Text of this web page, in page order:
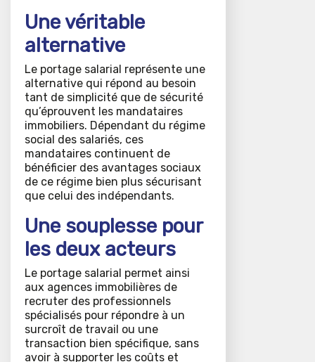
Une véritable
alternative
Le portage salarial représente une
alternative qui répond au besoin
tant de simplicité que de sécurité
qu’éprouvent les mandataires
immobiliers. Dépendant du régime
social des salariés, ces
mandataires continuent de
bénéficier des avantages sociaux
de ce régime bien plus sécurisant
que celui des indépendants.
Une souplesse pour
les deux acteurs
Le portage salarial permet ainsi
aux agences immobilières de
recruter des professionnels
spécialisés pour répondre à un
surcroît de travail ou une
transaction bien spécifique, sans
avoir à supporter les coûts et